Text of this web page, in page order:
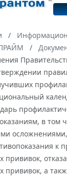
в том
к
прививок,
прививок, а